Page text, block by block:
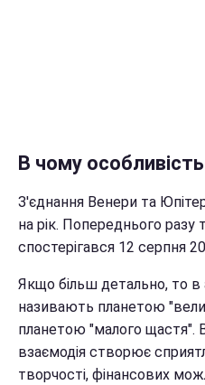
В чому особливість
З'єднання Венери та
на рік. Попереднього разу
спостерігався 12 серпня
Якщо більш детально, то в
називають планетою
планетою "малого щастя".
взаємодія створює
творчості, фінансових